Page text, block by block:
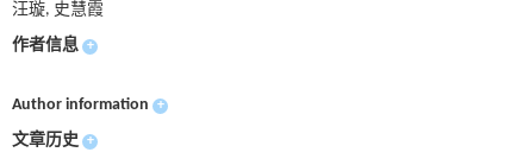
汪璇, 史慧霞
作者信息 +
Author information +
文章历史 +